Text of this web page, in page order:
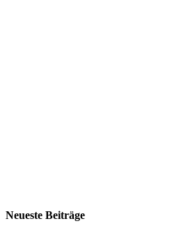
Neueste Beiträge